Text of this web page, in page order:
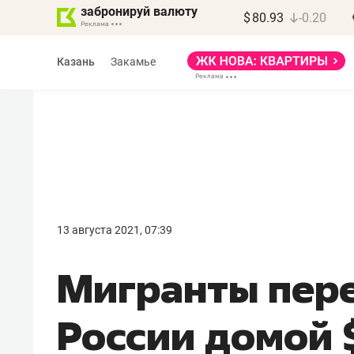
забронируй валюту $ 80.93 -0.20
Казань Закамье
13 августа 2021, 07:39
Мигранты
России домой
правил, бизнес может
потерять минимум